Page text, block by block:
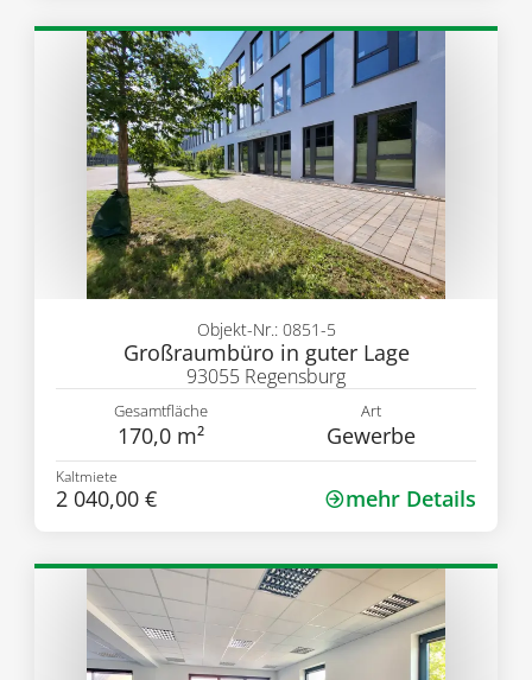
Großraumbüro in guter Lage
Objekt-Nr.: 0851-5
93055 Regensburg
Gesamtfläche
170,0 m²
Art
Gewerbe
Kaltmiete
2 040,00 € mehr Details